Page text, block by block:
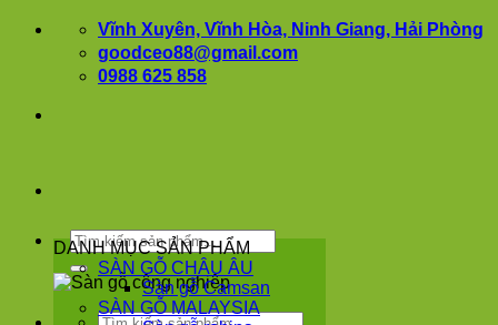
Vĩnh Xuyên, Vĩnh Hòa, Ninh Giang, Hải Phòng
goodceo88@gmail.com
0988 625 858
Tìm
kiếm:
Tìm
DANH MỤC SẢN PHẨM
SÀN GỖ CHÂU ÂU
Sàn gỗ Camsan
SÀN GỖ MALAYSIA